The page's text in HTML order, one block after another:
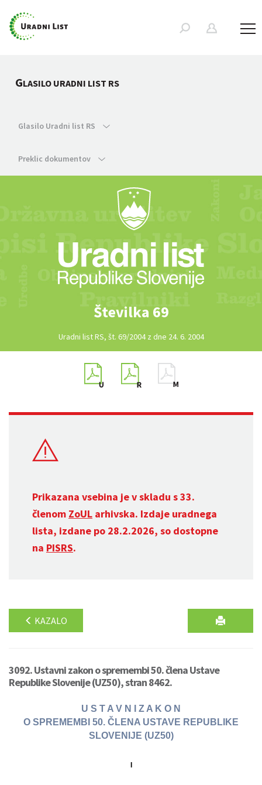
GLASILO URADNI LIST RS
Glasilo Uradni list RS
Preklic dokumentov
Številka 69
Uradni list RS, št. 69/2004 z dne 24. 6. 2004
Prikazana vsebina je v skladu s 33.
členom ZoUL arhivska. Izdaje uradnega
lista, izdane po 28.2.2026, so dostopne
na PISRS.
KAZALO
3092. Ustavni zakon o spremembi 50. člena Ustave
Republike Slovenije (UZ50), stran 8462.
U S T A V N I Z A K O N
O SPREMEMBI 50. ČLENA USTAVE REPUBLIKE
SLOVENIJE (UZ50)
I